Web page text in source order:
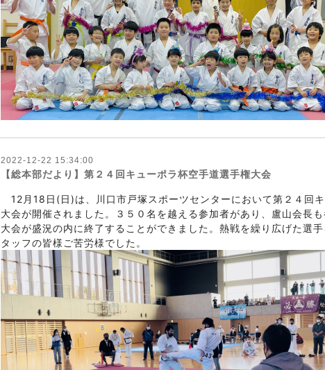
2022-12-22 15:34:00
【総本部だより】第２４回キューポラ杯空手道選手権大会
12月18日(日)は、川口市戸塚スポーツセンターにおいて第２４回
大会が開催されました。３５０名を越える参加者があり、盧山会長
大会が盛況の内に終了することができました。熱戦を繰り広げた選
タッフの皆様ご苦労様でした。